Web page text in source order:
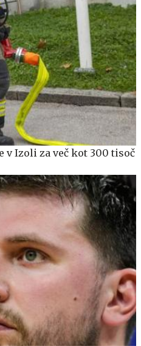
Izoli za več kot 300 tisoč